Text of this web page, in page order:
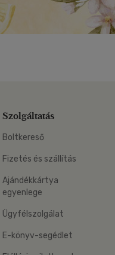
Szolgáltatás
Boltkereső
Fizetés és szállítás
Ajándékkártya
egyenlege
Ügyfélszolgálat
E-könyv-segédlet